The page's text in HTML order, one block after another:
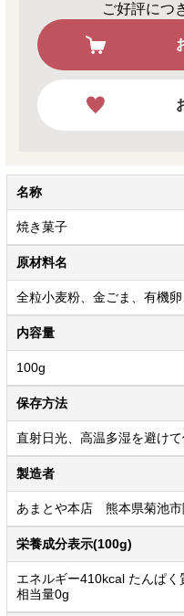
ご好評につ
名称
焼き菓子
原材料名
全粒小麦粉、金ごま、有機
内容量
100g
保存方法
直射日光、高温多湿を避け
製造者
あまとや本店 熊本県菊池市
栄養成分表示(100g)
エネルギー410kcal たんぱ
相当量0g